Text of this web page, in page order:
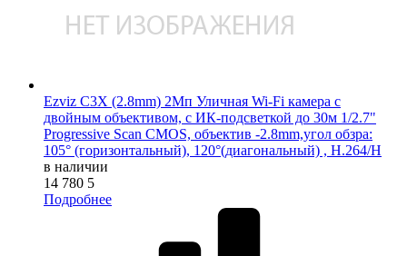
Ezviz C3X (2.8mm) 2Мп Уличная Wi-Fi камера c
двойным объективом, c ИК-подсветкой до 30м 1/2.7"
Progressive Scan CMOS, объектив -2.8mm,угол обзра:
105° (горизонтальный), 120°(диагональный) , H.264/H
в наличии
14 780 5
Подробнее